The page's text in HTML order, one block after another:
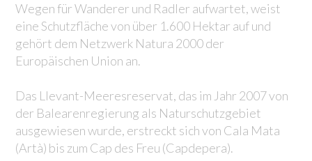
Wegen für Wanderer und Radler aufwartet, weist
eine Schutzfläche von über 1.600 Hektar auf und
gehört dem Netzwerk Natura 2000 der
Europäischen Union an.
Das Llevant-Meeresreservat, das im Jahr 2007 von
der Balearenregierung als Naturschutzgebiet
ausgewiesen wurde, erstreckt sich von Cala Mata
(Artà) bis zum Cap des Freu (Capdepera).